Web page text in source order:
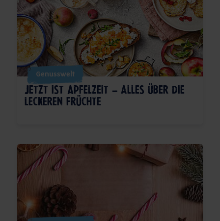
Genusswelt
Jetzt ist Apfelzeit – alles über die
leckeren Früchte